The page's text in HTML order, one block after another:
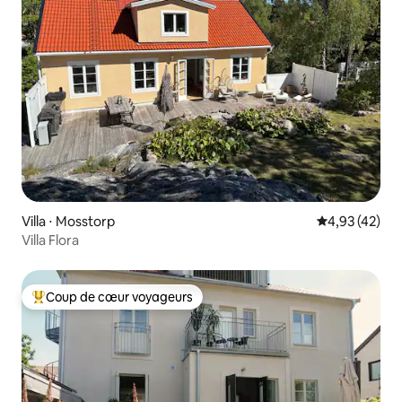
Villa ⋅ Mosstorp Évaluation
4,93 (42)
Villa Flora
Coups de cœur voyageurs les plus appréciés
Coup de cœur voyageurs